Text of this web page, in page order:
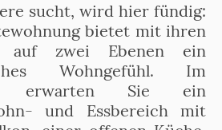
sucht, wird hier fündig:
bietet mit ihren
auf zwei Ebenen ein
Wohngefühl. Im
erwarten Sie ein
und Essbereich mit